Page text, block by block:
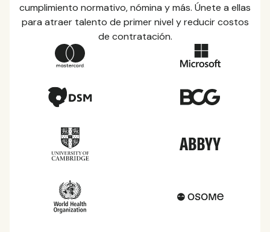
Guías de países
Conozca todo lo que necesita saber sobre
impuestos locales, permisos, prestaciones
sanitarias y mucho más en cada uno de los países
Ver todos los países
cumplimiento normativo, nómina y más. Únete a ellas
para atraer talento de primer nivel y reducir costos
de contratación.